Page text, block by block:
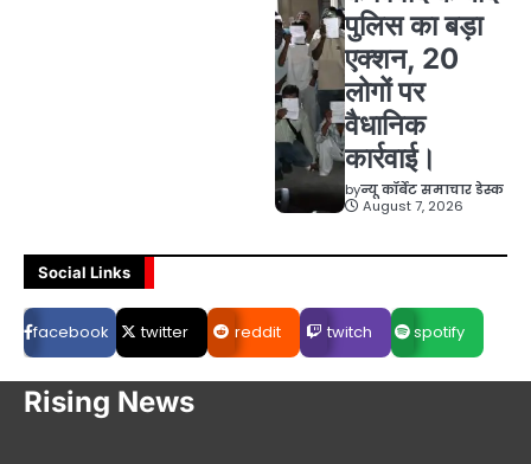
पुलिस का बड़ा
एक्शन, 20
लोगों पर
वैधानिक
कार्रवाई।
byन्यू कॉर्बेट समाचार डेस्क
August 7, 2026
Social Links
facebook twitter reddit twitch spotify
Rising News